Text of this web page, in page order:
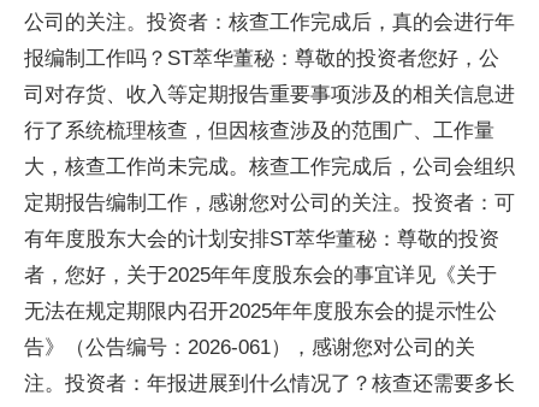
公司的关注。投资者：核查工作完成后，真的会进行年
报编制工作吗？ST萃华董秘：尊敬的投资者您好，公
司对存货、收入等定期报告重要事项涉及的相关信息进
行了系统梳理核查，但因核查涉及的范围广、工作量
大，核查工作尚未完成。核查工作完成后，公司会组织
定期报告编制工作，感谢您对公司的关注。投资者：可
有年度股东大会的计划安排ST萃华董秘：尊敬的投资
者，您好，关于2025年年度股东会的事宜详见《关于
无法在规定期限内召开2025年年度股东会的提示性公
告》（公告编号：2026-061），感谢您对公司的关
注。投资者：年报进展到什么情况了？核查还需要多长